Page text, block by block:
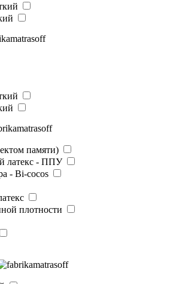
памяти)
латекс - ППУ
- Bi-cocos
плотности